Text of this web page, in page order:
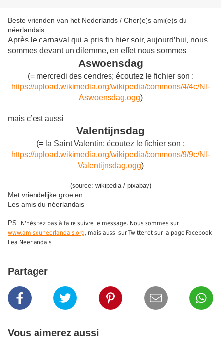
Beste vrienden van het Nederlands / Cher(e)s ami(e)s du
néerlandais
Après le carnaval qui a pris fin hier soir, aujourd’hui, nous
sommes devant un dilemme, en effet nous sommes
Aswoensdag
(= mercredi des cendres; écoutez le fichier son :
https://upload.wikimedia.org/wikipedia/commons/4/4c/Nl-
Aswoensdag.ogg)
mais c’est aussi
Valentijnsdag
(= la Saint Valentin; écoutez le fichier son :
https://upload.wikimedia.org/wikipedia/commons/9/9c/Nl-
Valentijnsdag.ogg)
(source: wikipedia / pixabay)
Met vriendelijke groeten
Les amis du néerlandais
PS: N'hésitez pas à faire suivre le message. Nous sommes sur
www.amisduneerlandais.org, mais aussi sur Twitter et sur la page Facebook
Lea Neerlandais
Partager
Vous aimerez aussi